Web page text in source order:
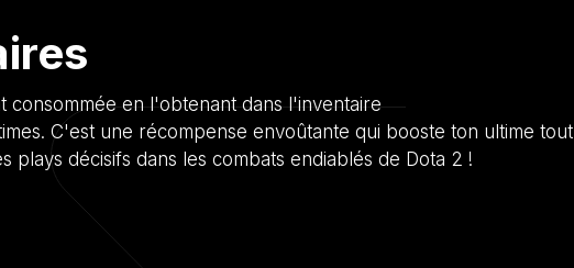
consommée en l'obtenant dans l'inventaire
C'est une récompense envoûtante qui booste ton ultime tout
décisifs dans les combats endiablés de Dota 2 !